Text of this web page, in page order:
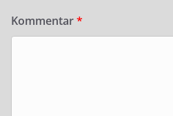
Kommentar*